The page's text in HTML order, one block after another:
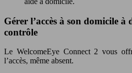
Gérer l’accès à son domicile
contrôle
Le WelcomeEye Connect 2 vous
l’accès, même absent.